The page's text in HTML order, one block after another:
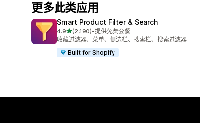
更多此类应用
Smart Product Filter & Search
4.9星（满分 5 星）
(2,190)
总共 2190 条评论
•提供免费套餐
收藏过滤器、菜单、侧边栏、搜索栏、搜索过滤器
Built for Shopify